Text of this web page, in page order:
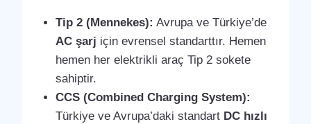
Tip 2 (Mennekes): Avrupa ve Türkiye’de
AC şarj için evrensel standarttır. Hemen
hemen her elektrikli araç Tip 2 sokete
sahiptir.
CCS (Combined Charging System):
Türkiye ve Avrupa’daki standart DC hızlı